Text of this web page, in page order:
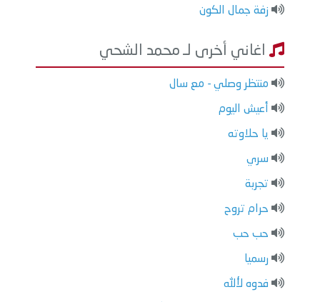
زفة جمال الكون
اغاني أخرى لـ محمد الشحي
منتظر وصلي - مع سال
أعيش اليوم
يا حلاوته
سري
تجربة
حرام تروح
حب حب
رسميا
فدوه لألله